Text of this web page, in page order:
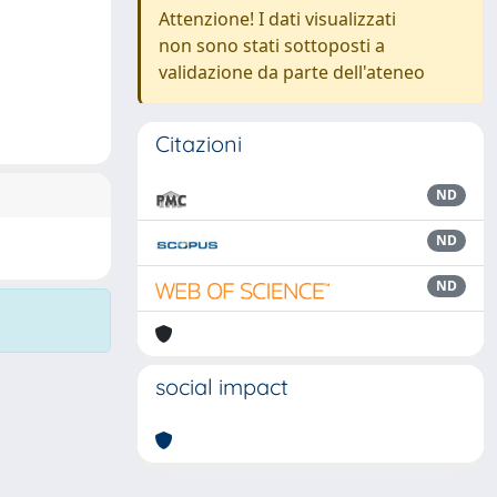
Attenzione! I dati visualizzati
non sono stati sottoposti a
validazione da parte dell'ateneo
Citazioni
ND
ND
ND
social impact